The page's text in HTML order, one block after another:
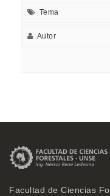
Tema
Autor
Facultad de Ciencias